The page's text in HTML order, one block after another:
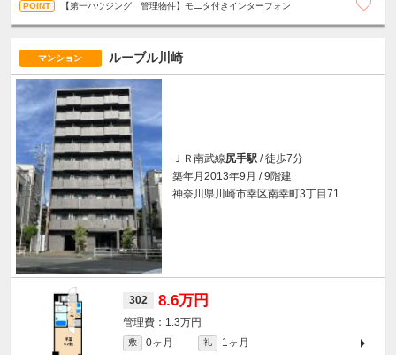
【第一ハウジング 管理物件】モニタ付きインターフォン
マンション ルーブル川崎
ＪＲ南武線尻手駅 / 徒歩7分
築年月2013年9月 / 9階建
神奈川県川崎市幸区南幸町3丁目71
302 8.6万円
1.3万円
敷 0ヶ月 礼
1ヶ月